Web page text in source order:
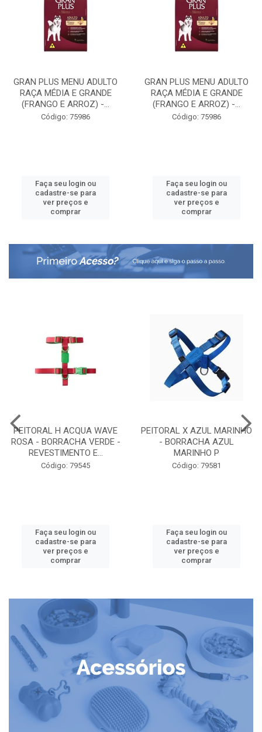
GRAN PLUS MENU ADULTO
RAÇA MÉDIA E GRANDE
(FRANGO E ARROZ) -...
Código: 75986
Faça seu login ou
cadastre-se para
ver preços e
comprar
GRAN PLUS MENU ADULTO
RAÇA MÉDIA E GRANDE
(FRANGO E ARROZ) -...
Código: 75986
Faça seu login ou
cadastre-se para
ver preços e
comprar
PEITORAL H ACQUA WAVE
ROSA - BORRACHA VERDE -
REVESTIMENTO E...
Código: 79545
Faça seu login ou
cadastre-se para
ver preços e
comprar
PEITORAL X AZUL MARINHO
- BORRACHA AZUL
MARINHO P
Código: 79581
Faça seu login ou
cadastre-se para
ver preços e
comprar